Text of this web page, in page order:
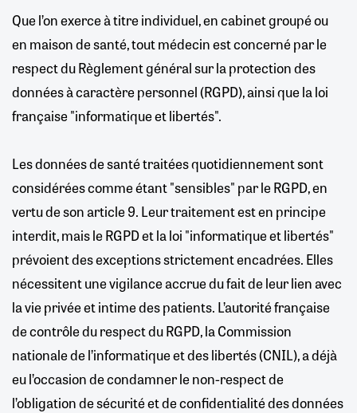
Que l’on exerce à titre individuel, en cabinet groupé ou
en maison de santé, tout médecin est concerné par le
respect du Règlement général sur la protection des
données à caractère personnel (RGPD), ainsi que la loi
française "informatique et libertés".
Les données de santé traitées quotidiennement sont
considérées comme étant "sensibles" par le RGPD, en
vertu de son article 9. Leur traitement est en principe
interdit, mais le RGPD et la loi "informatique et libertés"
prévoient des exceptions strictement encadrées. Elles
nécessitent une vigilance accrue du fait de leur lien avec
la vie privée et intime des patients. L’autorité française
de contrôle du respect du RGPD, la Commission
nationale de l’informatique et des libertés (CNIL), a déjà
eu l’occasion de condamner le non-respect de
l’obligation de sécurité et de confidentialité des données